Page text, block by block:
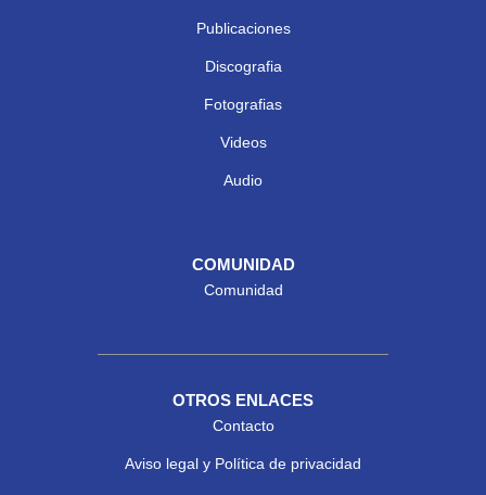
Publicaciones
Discografia
Fotografias
Videos
Audio
COMUNIDAD
Comunidad
OTROS ENLACES
Contacto
Aviso legal y Política de privacidad